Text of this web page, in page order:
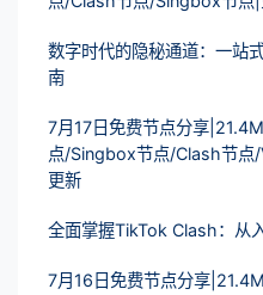
数字时代的隐秘通道：一站
南
7月17日免费节点分享
点/Singbox节点/Clash节点
更新
全面掌握TikTok Clash：从
7月16日免费节点分享